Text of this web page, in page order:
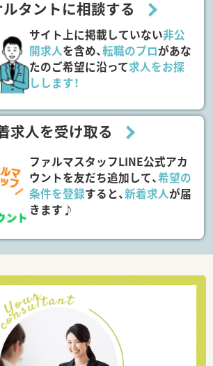
タントに相談する
サイト上に掲載していない非公
開求人を含め、転職のプロがあな
たのご希望に沿って求人をお探
しします！
求人を受け取る
ファルマスタッフLINE公式アカ
ウントを友だち追加して、希望の
条件を登録すると、新着求人が届
きます♪